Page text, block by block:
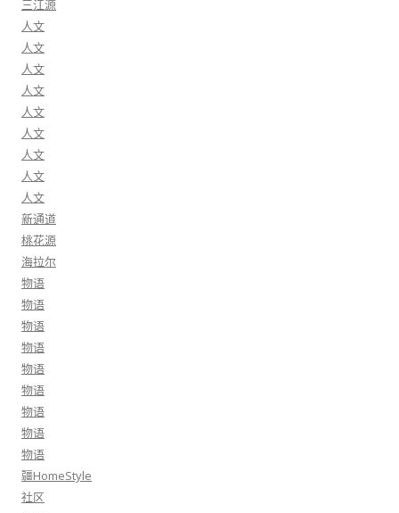
三江源
人文
人文
人文
人文
人文
人文
人文
人文
人文
新通道
桃花源
海拉尔
物语
物语
物语
物语
物语
物语
物语
物语
物语
疆HomeStyle
社区